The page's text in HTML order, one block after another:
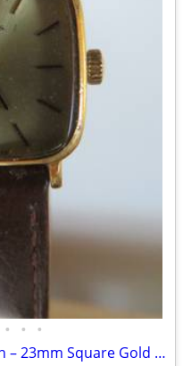
• • •
Elegant Longines Quartz Watch – 23mm Square Gold Dial (Vintage)